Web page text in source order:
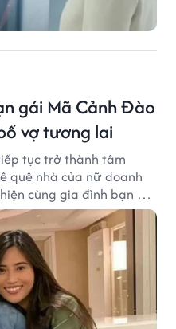
gái Mã Cảnh Đào
vợ tương lai
tục trở thành tâm
quê nhà của nữ doanh
cùng gia đình bạn gái
quan tâm trên mạng